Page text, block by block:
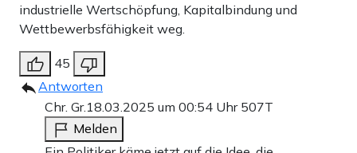
industrielle Wertschöpfung, Kapitalbindung und
Wettbewerbsfähigkeit weg.
45
Antworten
Chr. Gr.18.03.2025 um 00:54 Uhr 507T
Melden